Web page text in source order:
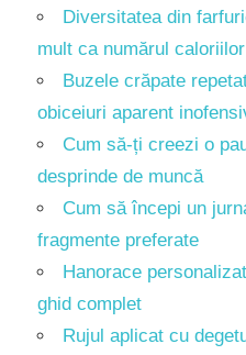
Diversitatea din
mult ca numărul caloriilor
Buzele crăpate
obiceiuri aparent
Cum să-ți creezi o
desprinde de muncă
Cum să începi un
fragmente preferate
Hanorace
ghid complet
Rujul aplicat cu